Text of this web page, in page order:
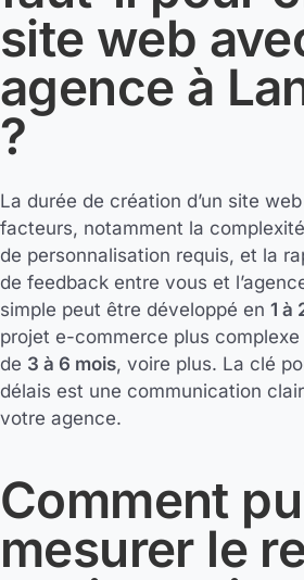
site web
agence à
?
La durée de création d’un site
facteurs, notamment la
de personnalisation requis, et la
de feedback entre vous et
simple peut être développé en 1 à
projet e-commerce plus
de 3 à 6 mois, voire plus. La clé
délais est une communication
votre agence.
Comment
mesurer le